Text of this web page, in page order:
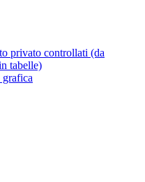
privato controllati (da
tabelle)
grafica